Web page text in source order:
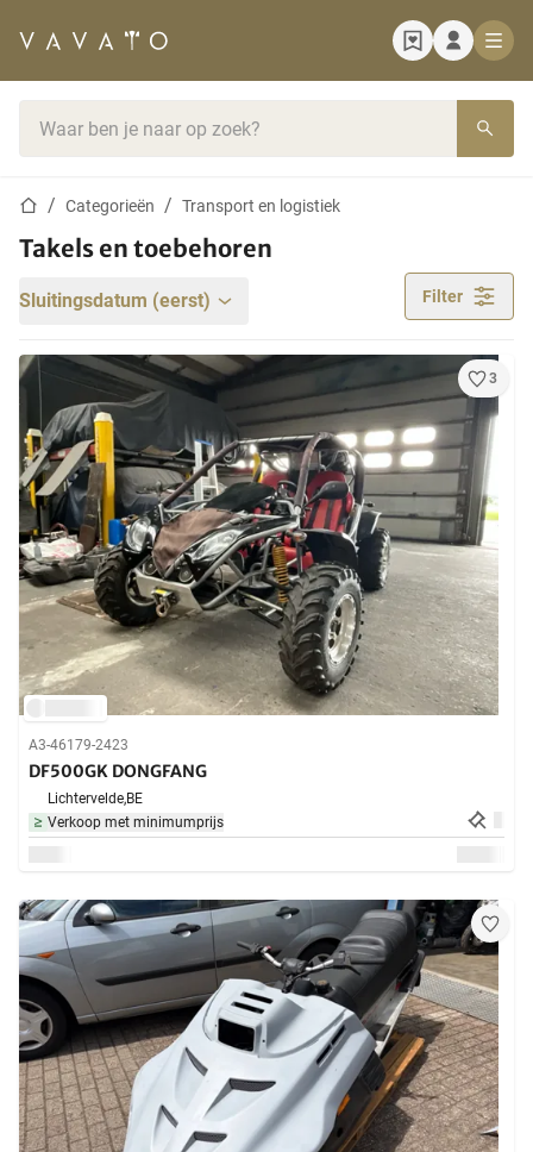
StartpaginaCategorieën Transport en logistiek
Takels en toebehoren
Sluitingsdatum (eerst) Filter
3
A3-46179-2423
DF500GK DONGFANG
Lichtervelde,BE
Verkoop met minimumprijs